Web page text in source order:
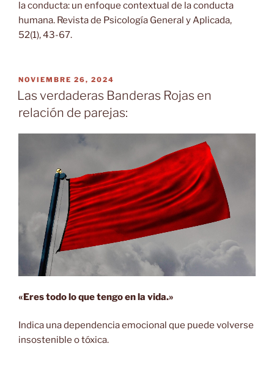
la conducta: un enfoque contextual de la conducta
humana. Revista de Psicología General y Aplicada,
52(1), 43-67.
PUBLICADO
EL
NOVIEMBRE 26, 2024
Las verdaderas Banderas Rojas en
relación de parejas:
«Eres todo lo que tengo en la vida.»
Indica una dependencia emocional que puede volverse
insostenible o tóxica.